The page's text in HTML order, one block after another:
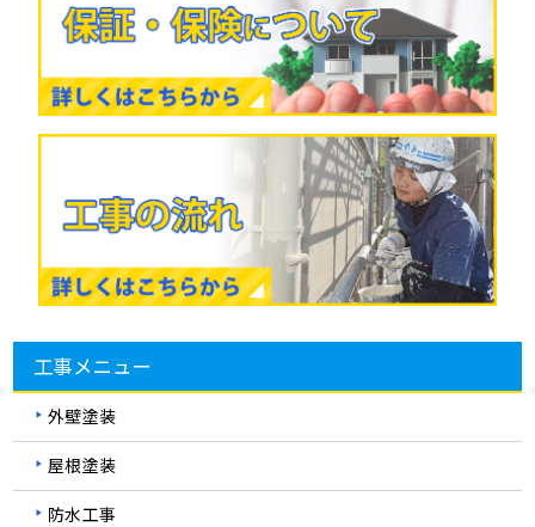
工事メニュー
外壁塗装
屋根塗装
防水工事